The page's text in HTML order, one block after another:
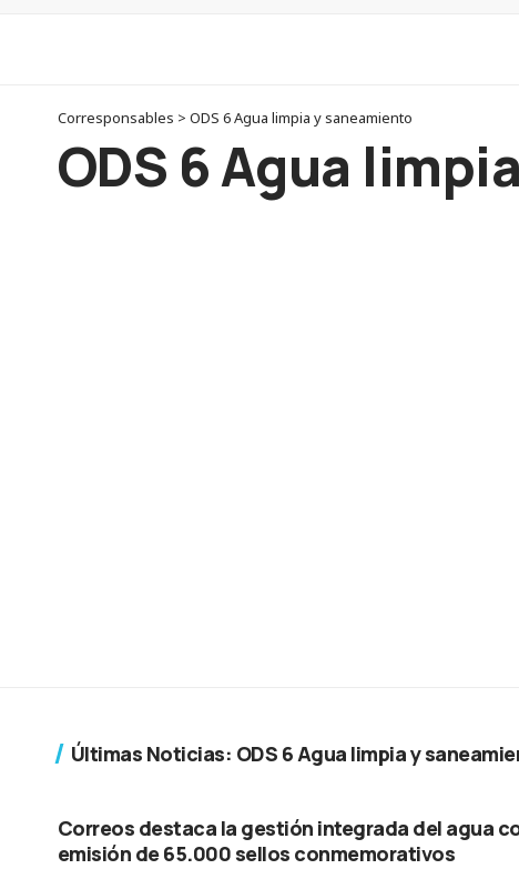
Corresponsables > ODS 6 Agua limpia y saneamiento
ODS 6 Agua
Últimas Noticias: ODS 6 Agua limpia y
Correos destaca la gestión integrada del agua
emisión de 65.000 sellos conmemorativos